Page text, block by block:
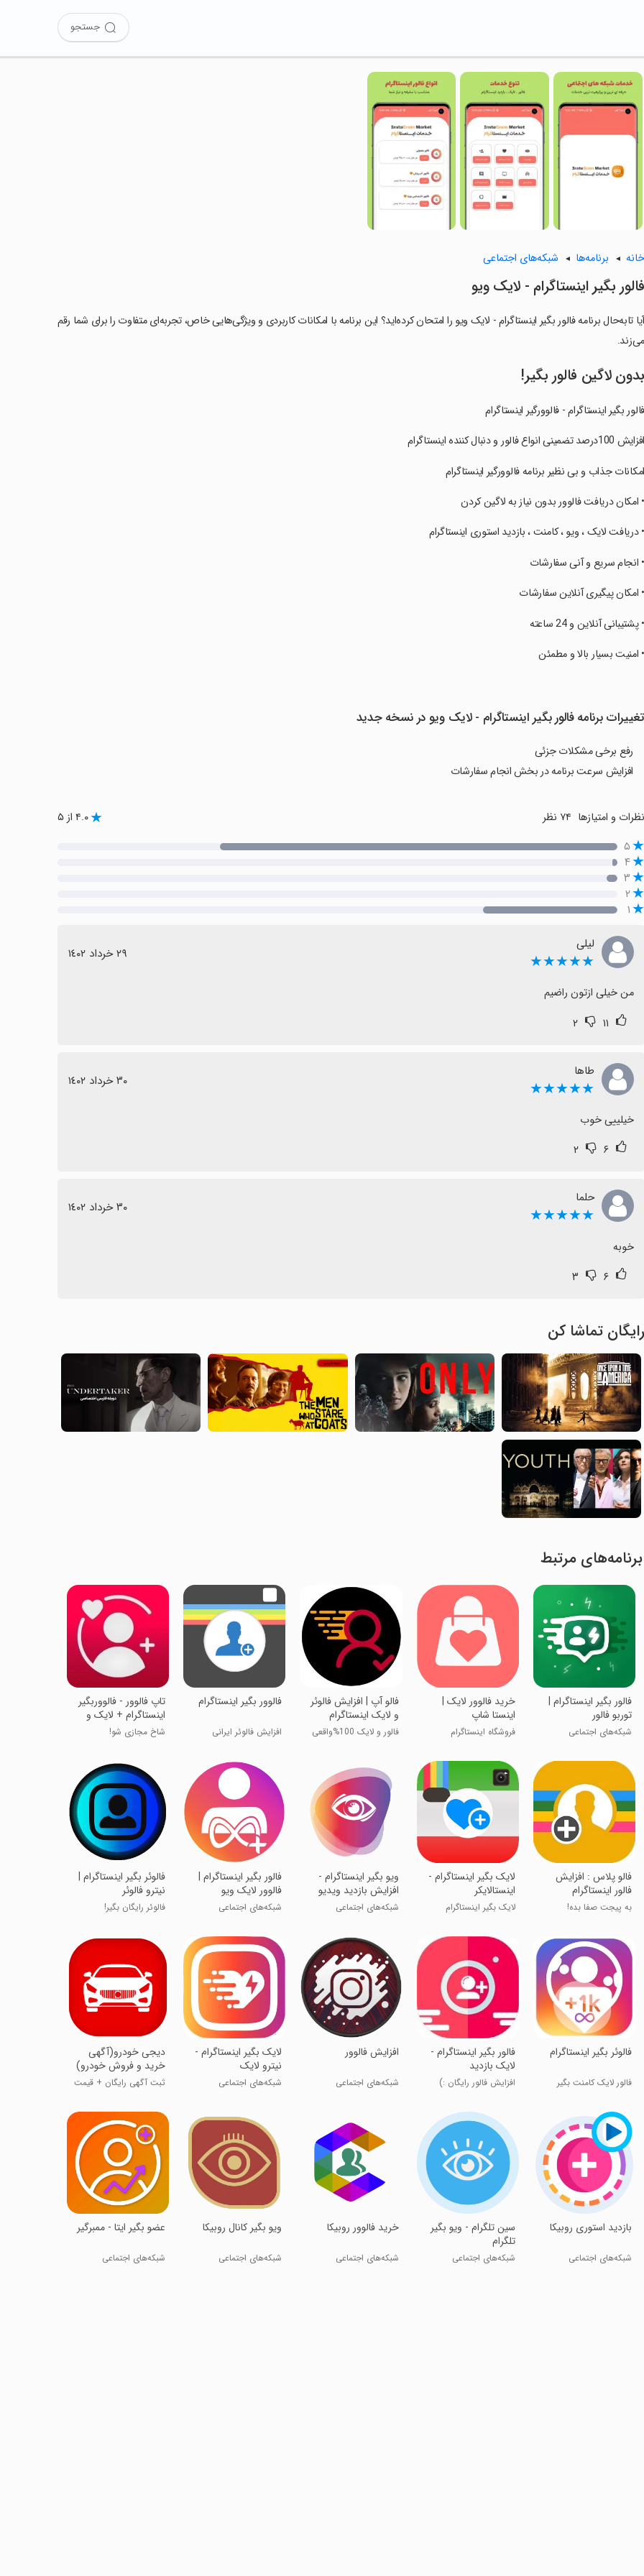
جستجو
خانه برنامه‌ها شبکه‌های اجتماعی
فالور بگیر اینستاگرام - لایک ویو
آیا تابه‌حال برنامه فالور بگیر اینستاگرام - لایک ویو را امتحان کرده‌اید؟ این برنامه با امکانات کاربردی و ویژگی‌هایی خاص، تجربه‌ای متفاوت را برای شما رقم
می‌زند.
بدون لاگین فالور بگیر!
فالور بگیر اینستاگرام - فالوورگیر اینستاگرام
‏افزایش 100درصد تضمینی انواع فالور و دنبال کننده اینستاگرام
‏امکانات جذاب و بی نظیر برنامه فالوورگیر اینستاگرام
‏• امکان دریافت فالوور بدون نیاز به لاگین کردن
‏• دریافت لایک ، ویو ، کامنت ، بازدید استوری اینستاگرام
‏• انجام سریع و آنی سفارشات
‏• امکان پیگیری آنلاین سفارشات
‏• پشتیبانی آنلاین و 24 ساعته
‏• امنیت بسیار بالا و مطمئن
تغییرات برنامه فالور بگیر اینستاگرام - لایک ویو در نسخه جدید
رفع برخی مشکلات جزئی
افزایش سرعت برنامه در بخش انجام سفارشات
نظرات و امتیازها ۴.۰ از ۵
۵
۴
۳
۲
۱
لیلی
★★★★★ ٢٩ خرداد ١٤٠٢
من خیلی ازتون راضیم
۱۱ ۲
طاها
★★★★★ ٣٠ خرداد ١٤٠٢
خیلییی خوب
۶ ۲
حلما
★★★★★ ٣٠ خرداد ١٤٠٢
خوبه
۶ ۳
رایگان تماشا کن
برنامه‌های مرتبط
فالور بگیر اینستاگرام |
توربو فالور
شبکه‌های اجتماعی
‏‏خرید فالوور لایک |
اینستا شاپ
فروشگاه اینستاگرام
فالو آپ | افزایش فالوئر
و لایک اینستاگرام
فالور و لایک 100%واقعی
فالوور بگیر اینستاگرام
افزایش فالوئر ایرانی
تاپ فالوور - فالووربگیر
اینستاگرام + لایک و
کامنت
شاخ مجازی شو!
فالو پلاس : افزایش
فالور اینستاگرام
به پیجت صفا بده!
‏لایک بگیر اینستاگرام -
اینستالایکر
لایک بگیر اینستاگرام
ویو بگیر اینستاگرام -
افزایش بازدید ویدیو
شبکه‌های اجتماعی
فالور بگیر اینستاگرام |
فالوور لایک ویو
شبکه‌های اجتماعی
فالوئر بگیر اینستاگرام |
نیترو فالوئر
فالوئر رایگان بگیر!
فالوئر بگیر اینستاگرام
فالور لایک کامنت بگیر
فالور بگیر اینستاگرام -
لایک بازدید
افزایش فالور رایگان :)
افزایش فالوور
شبکه‌های اجتماعی
لایک بگیر اینستاگرام -
نیترو لایک
شبکه‌های اجتماعی
‏‏‏دیجی خودرو(آگهی
خرید و فروش خودرو)
ثبت آگهی رایگان + قیمت
بازدید استوری روبیکا
شبکه‌های اجتماعی
سین تلگرام - ویو بگیر
تلگرام
شبکه‌های اجتماعی
خرید فالوور روبیکا
شبکه‌های اجتماعی
ویو بگیر کانال روبیکا
شبکه‌های اجتماعی
عضو بگیر ایتا - ممبرگیر
شبکه‌های اجتماعی